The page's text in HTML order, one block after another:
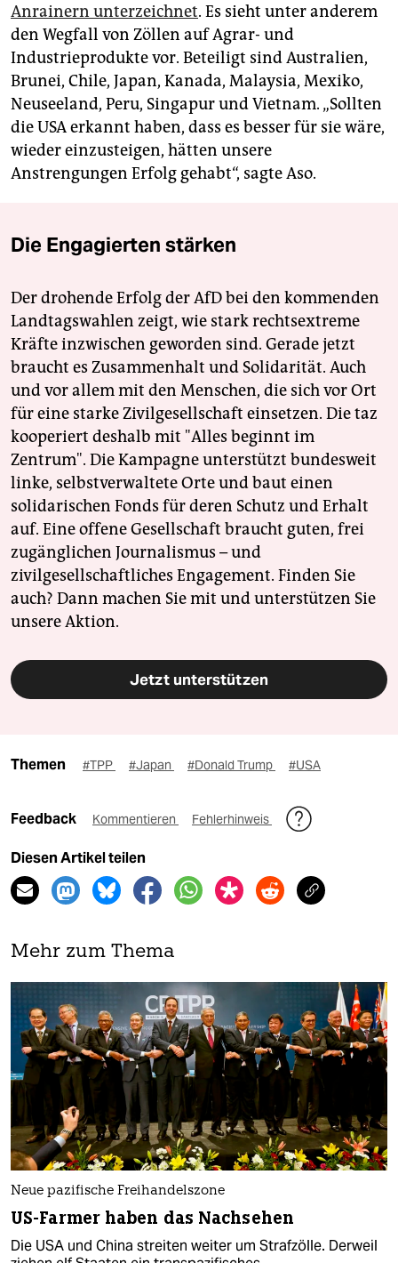
Anrainern unterzeichnet. Es sieht unter anderem
den Wegfall von Zöllen auf Agrar- und
Industrieprodukte vor. Beteiligt sind Australien,
Brunei, Chile, Japan, Kanada, Malaysia, Mexiko,
Neuseeland, Peru, Singapur und Vietnam. „Sollten
die USA erkannt haben, dass es besser für sie wäre,
wieder einzusteigen, hätten unsere
Anstrengungen Erfolg gehabt“, sagte Aso.
Die Engagierten stärken
Der drohende Erfolg der AfD bei den kommenden
Landtagswahlen zeigt, wie stark rechtsextreme
Kräfte inzwischen geworden sind. Gerade jetzt
braucht es Zusammenhalt und Solidarität. Auch
und vor allem mit den Menschen, die sich vor Ort
für eine starke Zivilgesellschaft einsetzen. Die taz
kooperiert deshalb mit "Alles beginnt im
Zentrum". Die Kampagne unterstützt bundesweit
linke, selbstverwaltete Orte und baut einen
solidarischen Fonds für deren Schutz und Erhalt
auf. Eine offene Gesellschaft braucht guten, frei
zugänglichen Journalismus – und
zivilgesellschaftliches Engagement. Finden Sie
auch? Dann machen Sie mit und unterstützen Sie
unsere Aktion.
Jetzt unterstützen
Themen #TPP #Japan #Donald Trump #USA
Feedback Kommentieren Fehlerhinweis
Diesen Artikel teilen
Mehr zum Thema
Neue pazifische Freihandelszone
US-Farmer haben das Nachsehen
Die USA und China streiten weiter um Strafzölle. Derweil